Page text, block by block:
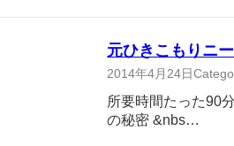
元ひきこもりニ
2014年4月24日
所要時間たった90
の秘密 &nbs…